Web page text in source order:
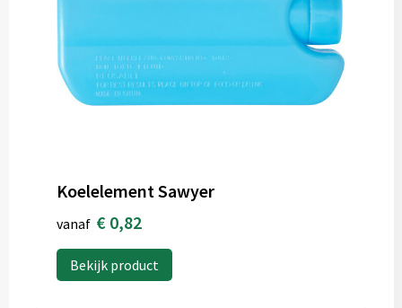
Koelelement Sawyer
vanaf € 0,82
Bekijk product